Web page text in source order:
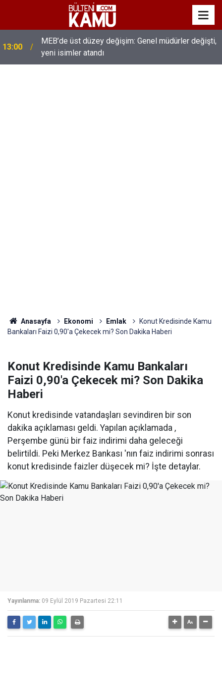
13:00
MEB’de üst düzey değişim: Genel müdürler değişti,
yeni isimler atandı
Anasayfa Ekonomi Emlak
Konut Kredisinde Kamu
Bankaları Faizi 0,90'a Çekecek mi? Son Dakika Haberi
Konut Kredisinde Kamu Bankaları
Faizi 0,90'a Çekecek mi? Son Dakika
Haberi
Konut kredisinde vatandaşları sevindiren bir son
dakika açıklaması geldi. Yapılan açıklamada ,
Perşembe günü bir faiz indirimi daha geleceği
belirtildi. Peki Merkez Bankası 'nın faiz indirimi sonrası
konut kredisinde faizler düşecek mi? İşte detaylar.
Yayınlanma: 09 Eylül 2019 Pazartesi 22:11